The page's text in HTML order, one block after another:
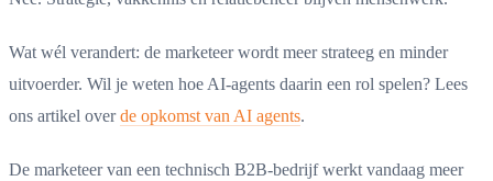
Wat wél verandert: de marketeer wordt meer strateeg en minder
uitvoerder. Wil je weten hoe AI-agents daarin een rol spelen? Lees
ons artikel overde opkomst van AI agents.
De marketeer van een technisch B2B-bedrijf werkt vandaag meer